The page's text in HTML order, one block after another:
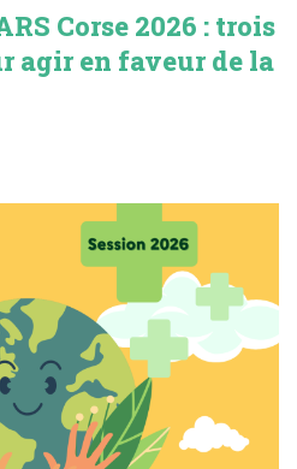
Corse 2026 : trois
agir en faveur de la